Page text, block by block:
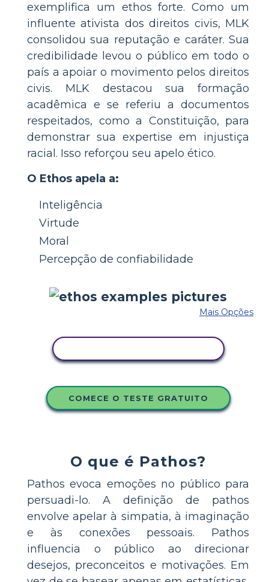
exemplifica um ethos forte. Como um
influente ativista dos direitos civis, MLK
consolidou sua reputação e caráter. Sua
credibilidade levou o público em todo o
país a apoiar o movimento pelos direitos
civis. MLK destacou sua formação
acadêmica e se referiu a documentos
respeitados, como a Constituição, para
demonstrar sua expertise em injustiça
racial. Isso reforçou seu apelo ético.
O Ethos apela a:
Inteligência
Virtude
Moral
Percepção de confiabilidade
Mais Opções
COMECE O TESTE GRATUITO
O que é Pathos?
Pathos evoca emoções no público para
persuadi-lo. A definição de pathos
envolve apelar à simpatia, à imaginação
e às conexões pessoais. Pathos
influencia o público ao direcionar
desejos, preconceitos e motivações. Em